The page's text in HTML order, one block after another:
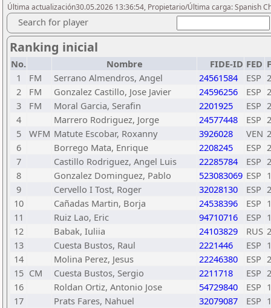
Última actualización30.05.2026 13:36:54, Propietario/Última carga: Spanish
Search for player
Ranking inicial
No. Nombre FIDE-ID FED
1
FM Serrano Almendros, Angel 24561584 ESP
2
FM Gonzalez Castillo, Jose Javier 24596256 ESP
3
FM Moral Garcia, Serafin 2201925 ESP
4
Marrero Rodriguez, Jorge 24577448 ESP
5
WFM Matute Escobar, Roxanny 3926028 VEN
6
Borrego Mata, Enrique 2208245 ESP
7
Castillo Rodriguez, Angel Luis 22285784 ESP
8
Gonzalez Dominguez, Pablo 523083069 ESP
9
Cervello I Tost, Roger 32028130 ESP
10
Cañadas Martin, Borja 24538396 ESP
11
Ruiz Lao, Eric 94710716 ESP
12
Babak, Iuliia 24103829 RUS
13
Cuesta Bustos, Raul 2221446 ESP
14
Molina Perez, Jesus 22246380 ESP
15 CM Cuesta Bustos, Sergio 2211718 ESP
16
Roldan Ortiz, Antonio Jose 54729840 ESP
17
Prats Fares, Nahuel 32079087 ESP